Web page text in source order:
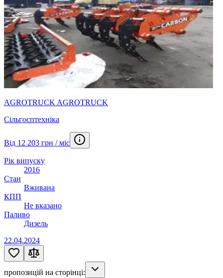
AGROTRUCK AGROTRUCK
Сільгосптехніка
Від 12 203 грн / міс
Рік випуску
2016
Стан
Вживана
КПП
Не вказано
Паливо
Дизель
22.04.2024
пропозицій на сторінці: